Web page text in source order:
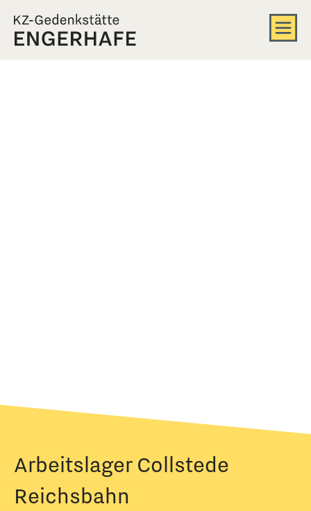
Arbeitslager Collstede
Reichsbahn